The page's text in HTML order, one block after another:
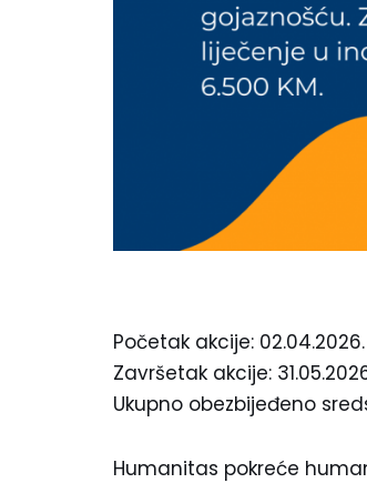
Početak akcije:
Završetak akcije:
Ukupno obezbijeđeno
Humanitas pokreće